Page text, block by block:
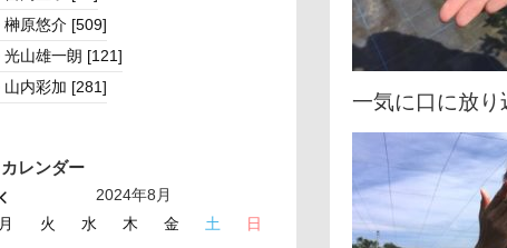
一気に口に放り
榊󠄀原悠介 [509]
光山雄一朗 [121]
山内彩加 [281]
カレンダー
2024年8月
月
火 水 木 金 土
日